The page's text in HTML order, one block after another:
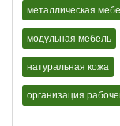
металлическая
модульная мебель
натуральная кожа
организация